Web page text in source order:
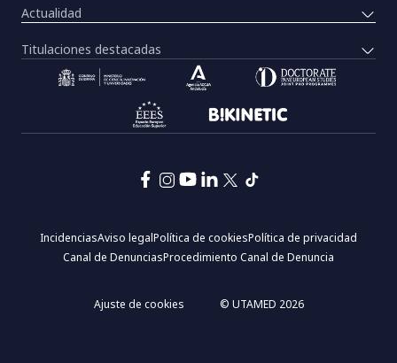
Actualidad
Titulaciones destacadas
página:
IncidenciasAviso legalPolítica de cookiesPolítica de privacidad
Canal de DenunciasProcedimiento Canal de Denuncia
Ajuste de cookies © UTAMED 2026